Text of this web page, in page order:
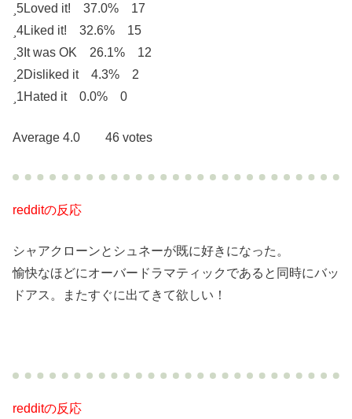
5Loved it! 37.0% 17
4Liked it! 32.6% 15
3 It was OK 26.1% 12
2Disliked it 4.3% 2
1Hated it 0.0% 0
Average 4.0 46 votes
redditの反応
シャアクローンとシュネーが既に好きになった。
愉快なほどにオーバードラマティックであると同時にバッ
ドアス。またすぐに出てきて欲しい！
redditの反応